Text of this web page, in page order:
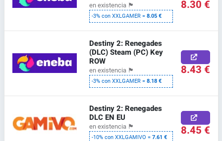
en existencia 🏴
-3% con XXLGAMER =8.05 €
8.30 €
Destiny 2: Renegades
(DLC) Steam (PC) Key
ROW
en existencia 🏴
-3% con XXLGAMER =8.18 €
8.43 €
Destiny 2: Renegades
DLC EN EU
en existencia 🏴
-10% con XXLGAMIVO =7.61 € 8.45 €